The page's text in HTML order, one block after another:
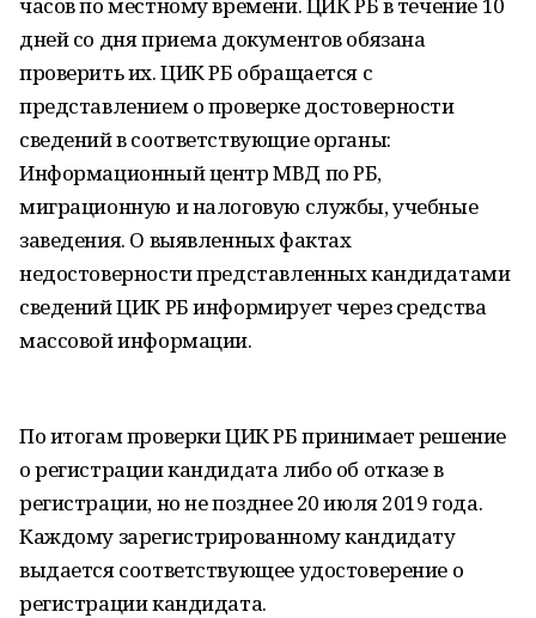
дней со дня приема документов обязана
проверить их. ЦИК РБ обращается с
представлением о проверке достоверности
сведений в соответствующие органы:
Информационный центр МВД по РБ,
миграционную и налоговую службы, учебные
заведения. О выявленных фактах
недостоверности представленных кандидатами
сведений ЦИК РБ информирует через средства
массовой информации.
По итогам проверки ЦИК РБ принимает решение
о регистрации кандидата либо об отказе в
регистрации, но не позднее 20 июля 2019 года.
Каждому зарегистрированному кандидату
выдается соответствующее удостоверение о
регистрации кандидата.